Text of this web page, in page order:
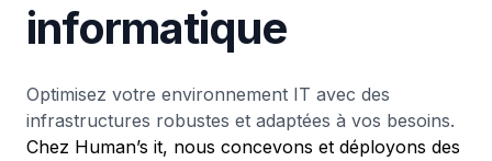
informatique
Optimisez votre environnement IT avec des
infrastructures robustes et adaptées à vos besoins.
Chez Human’s it, nous concevons et déployons des